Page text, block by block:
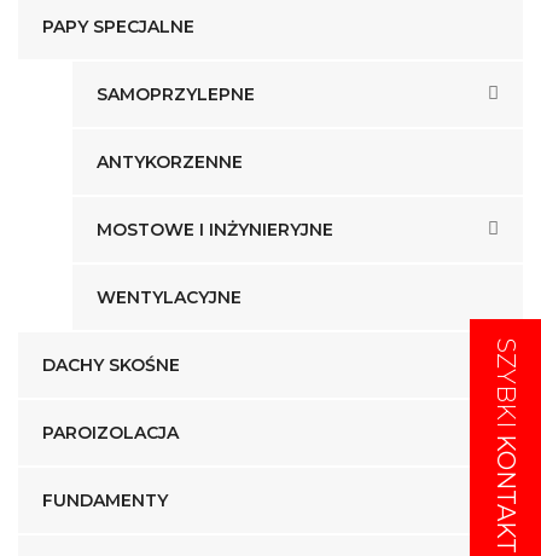
SZYBKI
KONTAKT
SZYBKI
KONTAKT
PAPY SPECJALNE
SAMOPRZYLEPNE
ANTYKORZENNE
MOSTOWE I INŻYNIERYJNE
WENTYLACYJNE
DACHY SKOŚNE
PAROIZOLACJA
FUNDAMENTY